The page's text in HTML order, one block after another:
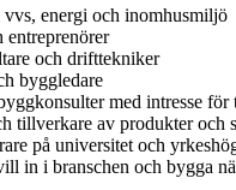
energi och inomhusmiljö
entreprenörer
och drifttekniker
byggledare
med intresse för
tillverkare av produkter och
på universitet och
in i branschen och bygga